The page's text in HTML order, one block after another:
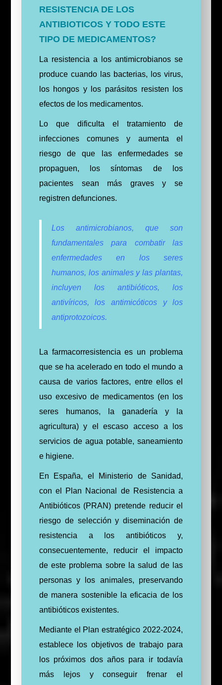
RESISTENCIA DE LOS
ANTIBIOTICOS Y TODO ESTE
TIPO DE MEDICAMENTOS?
La resistencia a los antimicrobianos se
produce cuando las bacterias, los virus,
los hongos y los parásitos resisten los
efectos de los medicamentos.
Lo que dificulta el tratamiento de
infecciones comunes y aumenta el
riesgo de que las enfermedades se
propaguen, los síntomas de los
pacientes sean más graves y se
registren defunciones.
Los antimicrobianos, que son
fundamentales para combatir las
enfermedades en los seres
humanos, los animales y las plantas,
incluyen los antibióticos, los
antivíricos, los antimicóticos y los
antiprotozoicos.
La farmacorresistencia es un problema
que se ha acelerado en todo el mundo a
causa de varios factores, entre ellos el
uso excesivo de medicamentos (en los
seres humanos, la ganadería y la
agricultura) y el escaso acceso a los
servicios de agua potable, saneamiento
e higiene.
En España, el Ministerio de Sanidad,
con el Plan Nacional de Resistencia a
Antibióticos (PRAN) pretende reducir el
riesgo de selección y diseminación de
resistencia a los antibióticos y,
consecuentemente, reducir el impacto
de este problema sobre la salud de las
personas y los animales, preservando
de manera sostenible la eficacia de los
antibióticos existentes.
Mediante el Plan estratégico 2022-2024,
establece los objetivos de trabajo para
los próximos dos años para ir todavía
más lejos y conseguir frenar el